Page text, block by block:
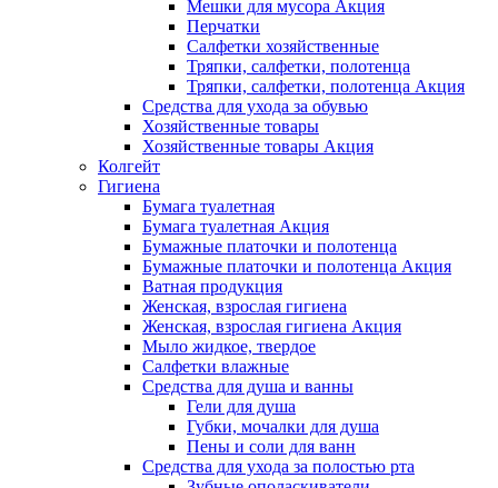
Мешки для мусора Акция
Перчатки
Салфетки хозяйственные
Тряпки, салфетки, полотенца
Тряпки, салфетки, полотенца Акция
Средства для ухода за обувью
Хозяйственные товары
Хозяйственные товары Акция
Колгейт
Гигиена
Бумага туалетная
Бумага туалетная Акция
Бумажные платочки и полотенца
Бумажные платочки и полотенца Акция
Ватная продукция
Женская, взрослая гигиена
Женская, взрослая гигиена Акция
Мыло жидкое, твердое
Салфетки влажные
Средства для душа и ванны
Гели для душа
Губки, мочалки для душа
Пены и соли для ванн
Средства для ухода за полостью рта